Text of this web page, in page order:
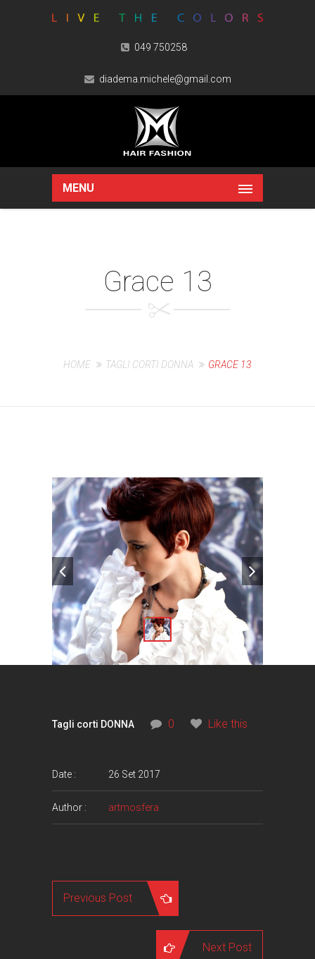
049 750258
diadema.michele@gmail.com
MENU
Grace 13
HOME TAGLI CORTI DONNA GRACE 13
Tagli corti DONNA 0 Like this
Date : 26 Set 2017
Author : artmosfera
Previous Post
Next Post